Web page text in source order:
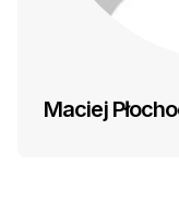
Maciej